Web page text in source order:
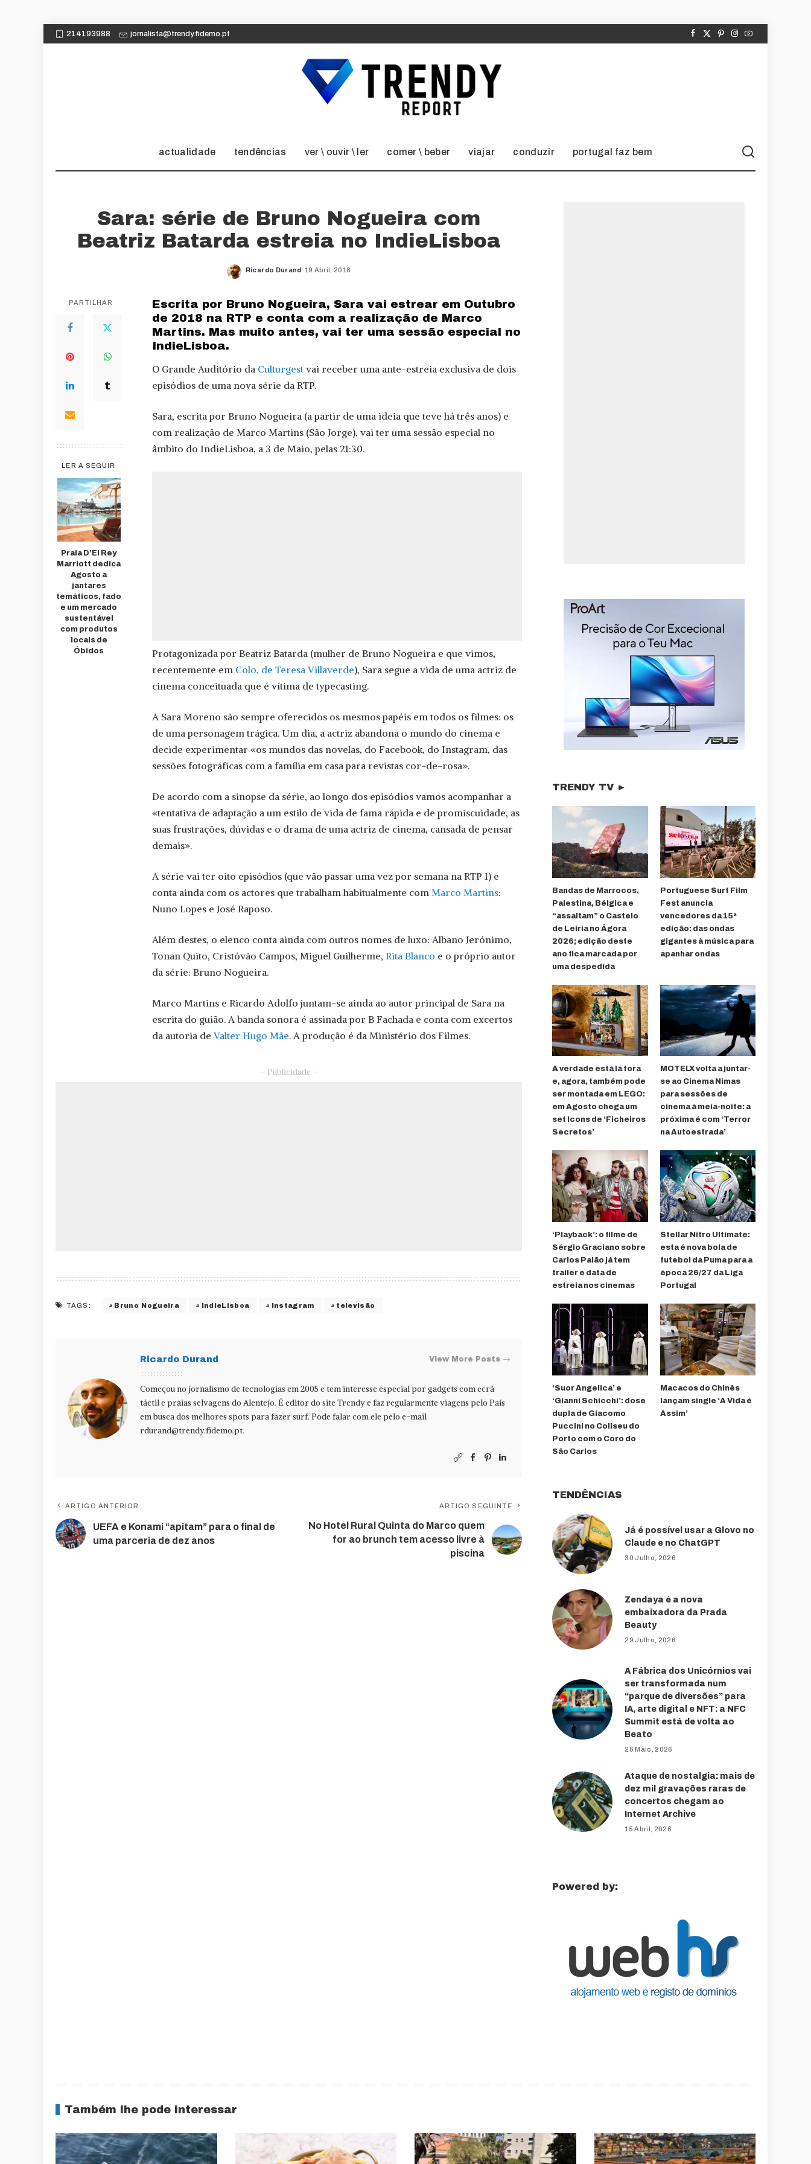
214193988 jornalista@trendy.fidemo.pt
actualidade tendências ver \ ouvir \ ler comer \ beber viajar conduzir portugal faz bem
Sara: série de Bruno Nogueira com
Beatriz Batarda estreia no IndieLisboa
Posted
Ricardo Durand 19 Abril, 2018
PARTILHAR
LER A SEGUIR
Praia D’El Rey
Marriott dedica
Agosto a
jantares
temáticos, fado
e um mercado
sustentável
com produtos
locais de
Óbidos
Escrita por Bruno Nogueira, Sara vai estrear em Outubro
de 2018 na RTP e conta com a realização de Marco
Martins. Mas muito antes, vai ter uma sessão especial no
IndieLisboa.
O Grande Auditório da Culturgest vai receber uma ante-estreia exclusiva de dois
episódios de uma nova série da RTP.
Sara, escrita por Bruno Nogueira (a partir de uma ideia que teve há três anos) e
com realização de Marco Martins (São Jorge), vai ter uma sessão especial no
âmbito do IndieLisboa, a 3 de Maio, pelas 21:30.
Protagonizada por Beatriz Batarda (mulher de Bruno Nogueira e que vimos,
recentemente em Colo, de Teresa Villaverde), Sara segue a vida de uma actriz de
cinema conceituada que é vítima de typecasting.
A Sara Moreno são sempre oferecidos os mesmos papéis em todos os filmes: os
de uma personagem trágica. Um dia, a actriz abandona o mundo do cinema e
decide experimentar «os mundos das novelas, do Facebook, do Instagram, das
sessões fotográficas com a família em casa para revistas cor-de-rosa».
De acordo com a sinopse da série, ao longo dos episódios vamos acompanhar a
«tentativa de adaptação a um estilo de vida de fama rápida e de promiscuidade, as
suas frustrações, dúvidas e o drama de uma actriz de cinema, cansada de pensar
demais».
A série vai ter oito episódios (que vão passar uma vez por semana na RTP 1) e
conta ainda com os actores que trabalham habitualmente com Marco Martins:
Nuno Lopes e José Raposo.
Além destes, o elenco conta ainda com outros nomes de luxo: Albano Jerónimo,
Tonan Quito, Cristóvão Campos, Miguel Guilherme, Rita Blanco e o próprio autor
da série: Bruno Nogueira.
Marco Martins e Ricardo Adolfo juntam-se ainda ao autor principal de Sara na
escrita do guião. A banda sonora é assinada por B Fachada e conta com excertos
da autoria deValter Hugo Mãe. A produção é da Ministério dos Filmes.
– Publicidade –
TAGS: Bruno Nogueira IndieLisboa Instagram televisão
Ricardo Durand View More Posts
Começou no jornalismo de tecnologias em 2005 e tem interesse especial por gadgets com ecrã
táctil e praias selvagens do Alentejo. É editor do site Trendy e faz regularmente viagens pelo País
em busca dos melhores spots para fazer surf. Pode falar com ele pelo e-mail
rdurand@trendy.fidemo.pt.
ARTIGO ANTERIOR
UEFA e Konami “apitam” para o final de
uma parceria de dez anos
ARTIGO SEGUINTE
No Hotel Rural Quinta do Marco quem
for ao brunch tem acesso livre à
piscina
TRENDY TV ►
Bandas de Marrocos,
Palestina, Bélgica e
“assaltam” o Castelo
de Leiria no Ágora
2026; edição deste
ano fica marcada por
uma despedida
Portuguese Surf Film
Fest anuncia
vencedores da 15ª
edição: das ondas
gigantes à música para
apanhar ondas
A verdade está lá fora
e, agora, também pode
ser montada em LEGO:
em Agosto chega um
set Icons de ‘Ficheiros
Secretos’
MOTELX volta a juntar-
se ao Cinema Nimas
para sessões de
cinema à meia-noite: a
próxima é com ‘Terror
na Autoestrada’
‘Playback’: o filme de
Sérgio Graciano sobre
Carlos Paião já tem
trailer e data de
estreia nos cinemas
Stellar Nitro Ultimate:
esta é nova bola de
futebol da Puma para a
época 26/27 da Liga
Portugal
‘Suor Angelica’ e
‘Gianni Schicchi’: dose
dupla de Giacomo
Puccini no Coliseu do
Porto com o Coro do
São Carlos
Macacos do Chinês
lançam single ‘A Vida é
Assim’
TENDÊNCIAS
Já é possível usar a Glovo no
Claude e no ChatGPT
30 Julho, 2026
Zendaya é a nova
embaixadora da Prada
Beauty
29 Julho, 2026
A Fábrica dos Unicórnios vai
ser transformada num
“parque de diversões” para
IA, arte digital e NFT: a NFC
Summit está de volta ao
Beato
26 Maio, 2026
Ataque de nostalgia: mais de
dez mil gravações raras de
concertos chegam ao
Internet Archive
15 Abril, 2026
Powered by:
Também lhe pode interessar